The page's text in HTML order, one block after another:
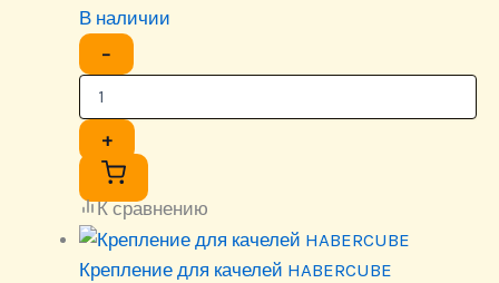
В наличии
−
+
К сравнению
Крепление для качелей HABERCUBE